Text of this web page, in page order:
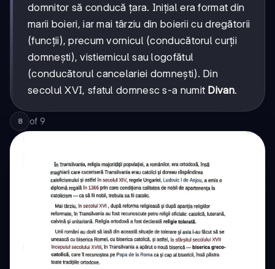
domnitor să conducă țara. Inițial era format din
marii boieri, iar mai târziu din boierii cu dregătorii
(funcții), precum vornicul (conducătorul curții
domnești), vistiernicul sau logofătul
(conducătorul cancelariei domnești). Din
secolul XVI, sfatul domnesc s-a numit Divan.
8 of 9